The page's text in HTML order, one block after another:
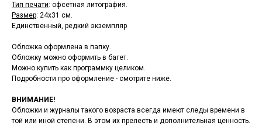
Тип печати: офсетная литография.
Размер: 24х31 см.
Единственный, редкий экземпляр
Обложка оформлена в папку.
Обложку можно оформить в багет.
Можно купить как программку целиком.
Подробности про оформление - смотрите ниже.
ВНИМАНИЕ!
Обложки и журналы такого возраста всегда имеют следы времени в
той или иной степени. В этом их прелесть и дополнительная ценность.